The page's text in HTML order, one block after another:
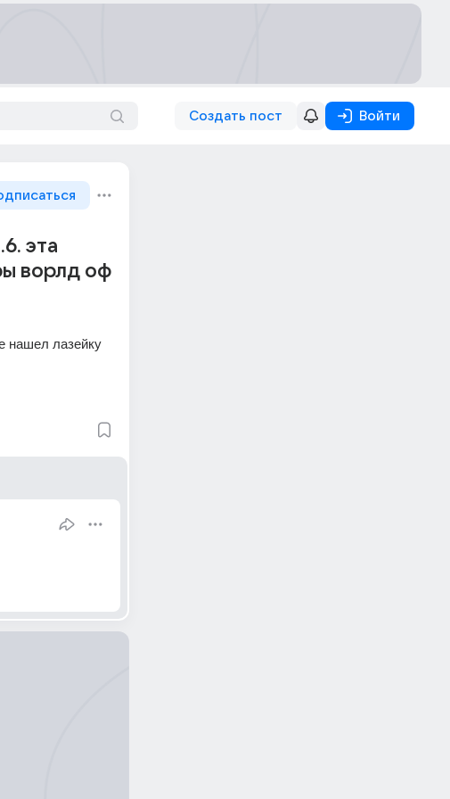
Создать пост Войти
эта
ворлд оф
нашел лазейку